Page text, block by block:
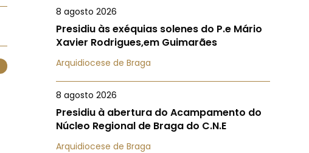
8 agosto 2026
Presidiu às exéquias solenes do P.e Mário
Xavier Rodrigues,em Guimarães
Arquidiocese de Braga
8 agosto 2026
Presidiu à abertura do Acampamento do
Núcleo Regional de Braga do C.N.E
Arquidiocese de Braga